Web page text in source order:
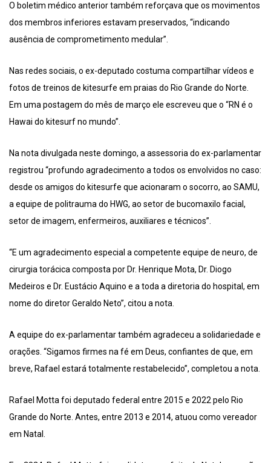
O boletim médico anterior também reforçava que os movimentos
dos membros inferiores estavam preservados, “indicando
ausência de comprometimento medular”.
Nas redes sociais, o ex-deputado costuma compartilhar vídeos e
fotos de treinos de kitesurfe em praias do Rio Grande do Norte.
Em uma postagem do mês de março ele escreveu que o “RN é o
Hawai do kitesurf no mundo”.
Na nota divulgada neste domingo, a assessoria do ex-parlamentar
registrou “profundo agradecimento a todos os envolvidos no caso:
desde os amigos do kitesurfe que acionaram o socorro, ao SAMU,
a equipe de politrauma do HWG, ao setor de bucomaxilo facial,
setor de imagem, enfermeiros, auxiliares e técnicos”.
“E um agradecimento especial a competente equipe de neuro, de
cirurgia torácica composta por Dr. Henrique Mota, Dr. Diogo
Medeiros e Dr. Eustácio Aquino e a toda a diretoria do hospital, em
nome do diretor Geraldo Neto”, citou a nota.
A equipe do ex-parlamentar também agradeceu a solidariedade e
orações. “Sigamos firmes na fé em Deus, confiantes de que, em
breve, Rafael estará totalmente restabelecido”, completou a nota.
Rafael Motta foi deputado federal entre 2015 e 2022 pelo Rio
Grande do Norte. Antes, entre 2013 e 2014, atuou como vereador
em Natal.